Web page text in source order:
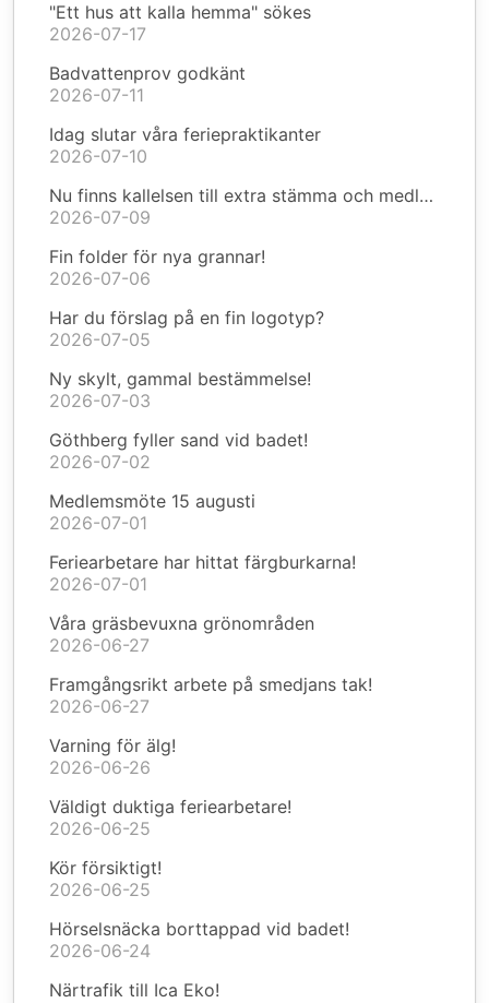
"Ett hus att kalla hemma" sökes
2026-07-17
Badvattenprov godkänt
2026-07-11
Idag slutar våra feriepraktikanter
2026-07-10
Nu finns kallelsen till extra stämma och medlemsmöte
2026-07-09
Fin folder för nya grannar!
2026-07-06
Har du förslag på en fin logotyp?
2026-07-05
Ny skylt, gammal bestämmelse!
2026-07-03
Göthberg fyller sand vid badet!
2026-07-02
Medlemsmöte 15 augusti
2026-07-01
Feriearbetare har hittat färgburkarna!
2026-07-01
Våra gräsbevuxna grönområden
2026-06-27
Framgångsrikt arbete på smedjans tak!
2026-06-27
Varning för älg!
2026-06-26
Väldigt duktiga feriearbetare!
2026-06-25
Kör försiktigt!
2026-06-25
Hörselsnäcka borttappad vid badet!
2026-06-24
Närtrafik till Ica Eko!